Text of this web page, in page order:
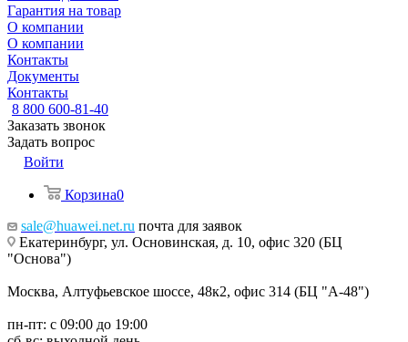
Гарантия на товар
О компании
О компании
Контакты
Документы
Контакты
8 800 600-81-40
Заказать звонок
Задать вопрос
Войти
Корзина0
sale@huawei.net.ru почта для заявок
Екатеринбург, ул. Основинская, д. 10, офис 320 (БЦ
"Основа")
Москва, Алтуфьевское шоссе, 48к2, офис 314 (БЦ "А-48")
пн-пт: с 09:00 до 19:00